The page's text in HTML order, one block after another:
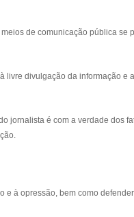
de comunicação pública
livre divulgação da informação
jornalista é com a verdade dos
e à opressão, bem como